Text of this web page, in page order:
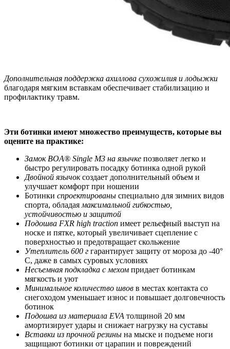
Дополнительная поддержка ахиллова сухожилия и лодыжки
благодаря мягким вставкам обеспечивает стабилизацию и
профилактику травм.
Эти ботинки имеют множество преимуществ, которые вы
оцените на практике:
Замок BOA® Single M3 на язычке позволяет легко и
быстро регулировать посадку ботинка одной рукой
Двойной язычоксоздает дополнительный объем и
улучшает комфорт при ношении
Ботинки спроектированы специально для зимних видов
спорта, обладая максимальной гибкостью,
устойчивостью и защитой
Подошва FXR high traction имеет рельефный выступ на
носке и пятке, который увеличивает сцепление с
поверхностью и предотвращает скольжение
Утеплитель 600 г гарантирует защиту от мороза до -40°
C, даже в самых суровых условиях
Несъемная подкладка с мехом придает ботинкам
мягкость и уют
Минимальное количество швов в местах контакта со
снегоходом уменьшает износ и повышает долговечность
ботинок
Подошва из материала EVA толщиной 20 мм
амортизирует удары и снижает нагрузку на суставы
Вставки из прочной резины на мыске и подъеме ноги
защищают ботинки от царапин и повреждений